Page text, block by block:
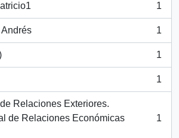
1
1
1
1
Relaciones Exteriores.
de Relaciones Económicas
1